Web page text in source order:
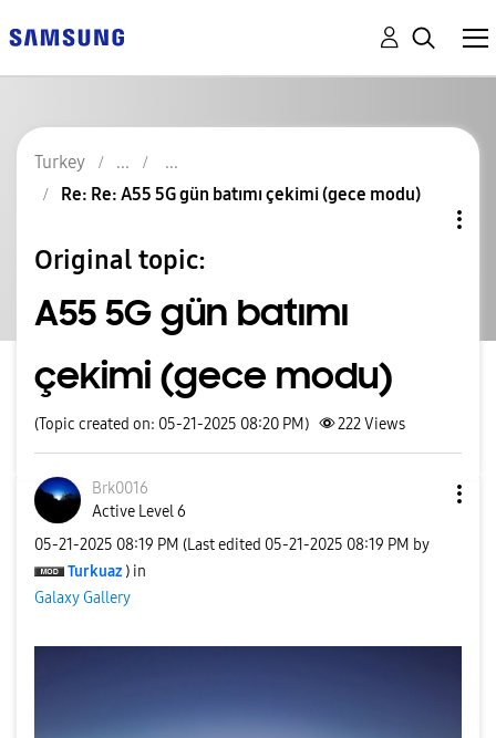
Turkey
Re: Re: A55 5G gün batımı çekimi (gece modu)
Original topic:
A55 5G gün batımı
çekimi (gece modu)
(Topic created on: 05-21-2025 08:20 PM) 222Views
Brk0016
Active Level 6
‎05-21-2025 08:19 PM (Last edited ‎05-21-2025 08:19 PM by
Turkuaz ) in
Galaxy Gallery